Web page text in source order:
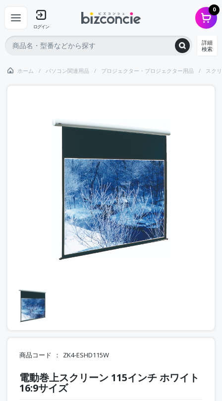
ログイン
0
詳細
検索
ホーム パソコン関連用品 プロジェクター・プロジェクター用品 スク
商品コード ZK4-ESHD115W
電動巻上スクリーン 115インチ ホワイト
16:9サイズ